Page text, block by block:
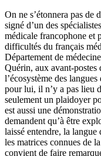
On ne s’étonnera pas de
signé d’un des
médicale francophone et
difficultés du français
Département de
Quérin, aux avant-postes
l’écosystème des
pour lui, il n’y a pas lieu
seulement un plaidoyer
est aussi une
demandent qu’à être
laissé entendre, la langue
les matrices connues de
convient de faire